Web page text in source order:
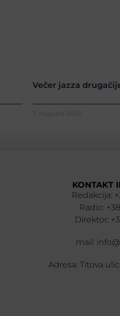
Večer jazza
7. Augusta 2026.
KONTAKT
Redakcija:
Radio:
Direktor:
mail:
Adresa: Titova